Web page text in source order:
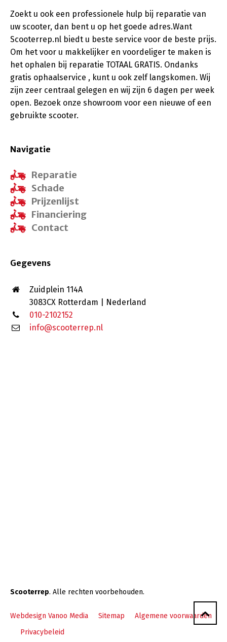
Zoekt u ook een professionele hulp bij reparatie van
uw scooter, dan bent u op het goede adres.Want
Scooterrep.nl biedt u beste service voor de beste prijs.
Om het voor u makkelijker en voordeliger te maken is
het ophalen bij reparatie TOTAAL GRATIS. Ondanks
gratis ophaalservice , kunt u ook zelf langskomen. Wij
zijn zeer centraal gelegen en wij zijn 6 dagen per week
open. Bezoek onze showroom voor een nieuwe of een
gebruikte scooter.
Navigatie
Reparatie
Schade
Prijzenlijst
Financiering
Contact
Gegevens
Zuidplein 114A
3083CX Rotterdam | Nederland
010-2102152
info@scooterrep.nl
Scooterrep. Alle rechten voorbehouden.
Webdesign Vanoo Media Sitemap
Algemene voorwaarden
Privacybeleid